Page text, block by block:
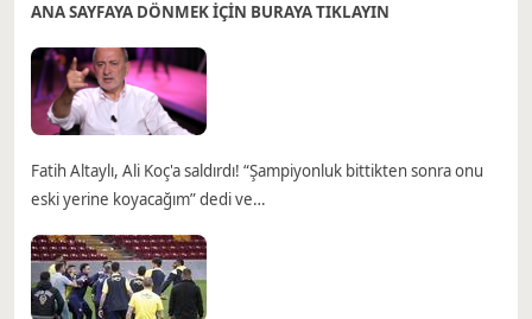
ANA SAYFAYA DÖNMEK İÇİN BURAYA TIKLAYIN
Fatih Altaylı, Ali Koç'a saldırdı! “Şampiyonluk bittikten sonra onu
eski yerine koyacağım” dedi ve…